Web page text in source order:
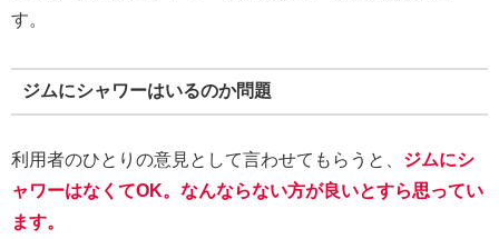
す。
ジムにシャワーはいるのか問題
利用者のひとりの意見として言わせてもらうと、 ジムにシ
ャワーはなくてOK。なんならない方が良いとすら思ってい
ます。